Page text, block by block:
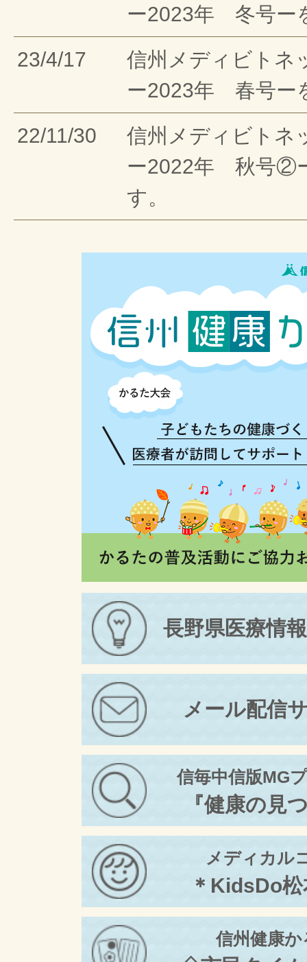
ー2023年 冬号ー
23/4/17
信州メディビトネ
ー2023年 春号ー
22/11/30
信州メディビトネ
ー2022年 秋号②
す。
長野県医療情
メール配信
信毎中信版MG
『健康の見
メディカル
＊KidsDo
信州健康